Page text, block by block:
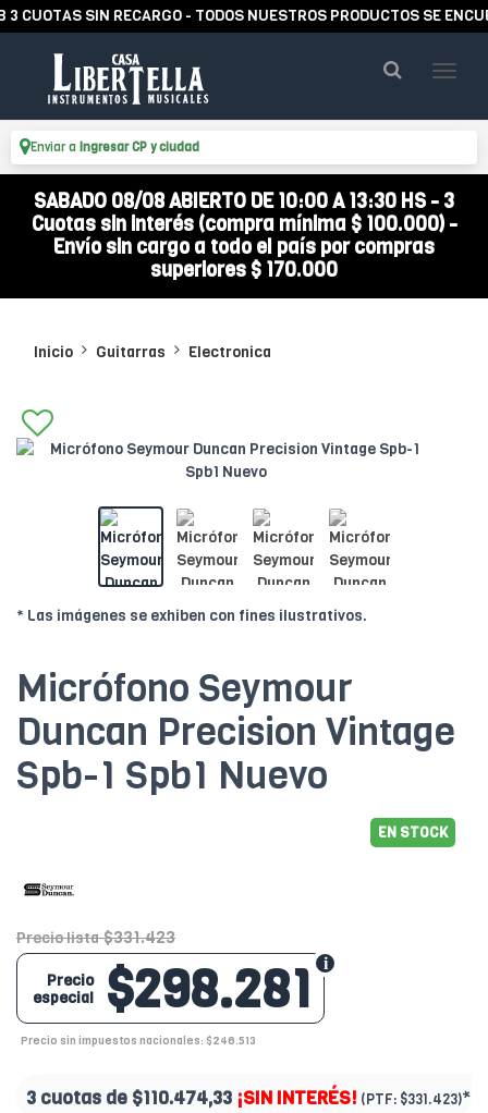
SIN RECARGO - TODOS NUESTROS PRODUCTOS SE
Enviar a Ingresar CP y ciudad
SABADO 08/08 ABIERTO DE 10:00 A 13:30 HS - 3
Cuotas sin interés (compra mínima $ 100.000) -
Envío sin cargo a todo el país por compras
superiores $ 170.000
Inicio Guitarras Electronica
* Las imágenes se exhiben con fines ilustrativos.
Micrófono Seymour
Duncan Precision Vintage
Spb-1 Spb1 Nuevo
EN STOCK
Precio lista $331.423
$298.281
Precio
especial
Precio sin impuestos nacionales: $246.513
3 cuotas de $110.474,33 ¡SIN INTERÉS! (PTF: $331.423)*